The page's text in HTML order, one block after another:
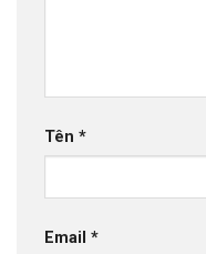
Tên *
Email *